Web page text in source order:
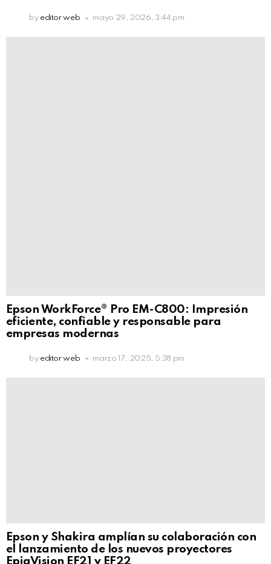
by editor web mayo 29, 2026, 3:44 pm
Epson WorkForce® Pro EM-C800: Impresión
eficiente, confiable y responsable para
empresas modernas
by editor web marzo 17, 2025, 5:38 pm
Epson y Shakira amplían su colaboración con
el lanzamiento de los nuevos proyectores
EpiqVision EF21 y EF22